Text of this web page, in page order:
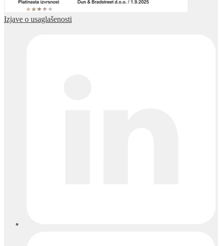
Izjave o usaglašenosti